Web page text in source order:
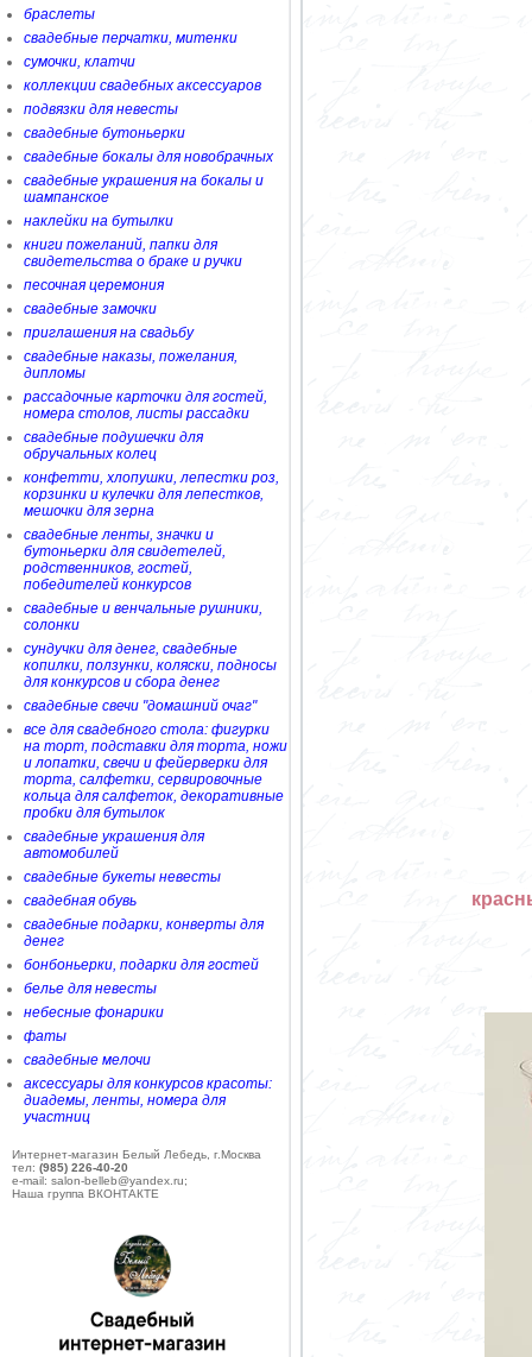
браслеты
свадебные перчатки, митенки
сумочки, клатчи
коллекции свадебных аксессуаров
подвязки для невесты
свадебные бутоньерки
свадебные бокалы для новобрачных
свадебные украшения на бокалы и
шампанское
наклейки на бутылки
книги пожеланий, папки для
свидетельства о браке и ручки
песочная церемония
свадебные замочки
приглашения на свадьбу
свадебные наказы, пожелания,
дипломы
рассадочные карточки для гостей,
номера столов, листы рассадки
свадебные подушечки для
обручальных колец
конфетти, хлопушки, лепестки роз,
корзинки и кулечки для лепестков,
мешочки для зерна
свадебные ленты, значки и
бутоньерки для свидетелей,
родственников, гостей,
победителей конкурсов
свадебные и венчальные рушники,
солонки
сундучки для денег, свадебные
копилки, ползунки, коляски, подносы
для конкурсов и сбора денег
свадебные свечи "домашний очаг"
все для свадебного стола: фигурки
на торт, подставки для торта, ножи
и лопатки, свечи и фейерверки для
торта, салфетки, сервировочные
кольца для салфеток, декоративные
пробки для бутылок
свадебные украшения для
автомобилей
свадебные букеты невесты
свадебная обувь
свадебные подарки, конверты для
денег
бонбоньерки, подарки для гостей
белье для невесты
небесные фонарики
фаты
свадебные мелочи
аксессуары для конкурсов красоты:
диадемы, ленты, номера для
участниц
Интернет-магазин Белый Лебедь, г.Москва
тел: (985) 226-40-20
e-mail: salon-belleb@yandex.ru;
Наша группа ВКОНТАКТЕ